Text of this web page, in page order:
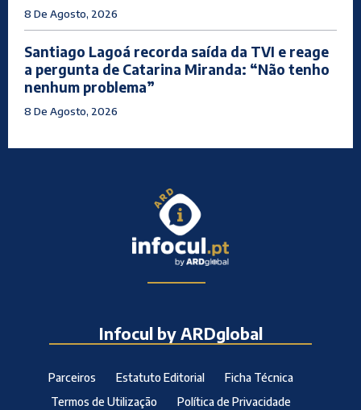
8 De Agosto, 2026
Santiago Lagoá recorda saída da TVI e reage
a pergunta de Catarina Miranda: “Não tenho
nenhum problema”
8 De Agosto, 2026
Infocul by ARDglobal
Parceiros Estatuto Editorial
Ficha Técnica
Termos de Utilização
Política de Privacidade